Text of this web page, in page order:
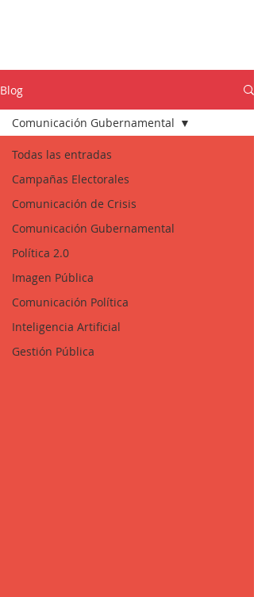
Blog
Todas las entradas
Campañas Electorales
Comunicación de Crisis
Comunicación Gubernamental
Política 2.0
Imagen Pública
Comunicación Política
Inteligencia Artificial
Gestión Pública
Comunicación Gubernamental